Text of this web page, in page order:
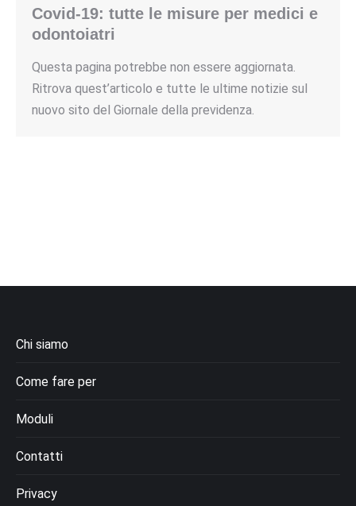
Covid-19: tutte le misure per medici e
odontoiatri
Questa pagina potrebbe non essere aggiornata.
Ritrova quest’articolo e tutte le ultime notizie sul
nuovo sito del Giornale della previdenza.
Chi siamo
Come fare per
Moduli
Contatti
Privacy